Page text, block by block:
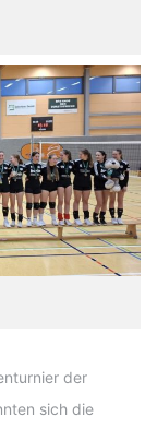
der
sich die